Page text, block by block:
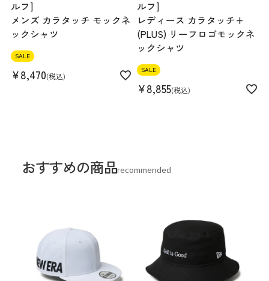
ルフ]
メンズ カラタッチ モックネ
ックシャツ
SALE
¥8,470 税込
ルフ]
レディース カラタッチ+
(PLUS) リーフロゴモックネ
ックシャツ
SALE
¥8,855 税込
おすすめの商品recommended